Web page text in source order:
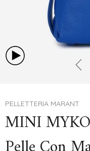
PELLETTERIA MARANT
MINI